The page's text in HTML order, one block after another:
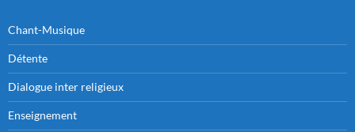
Chant-Musique
Détente
Dialogue inter religieux
Enseignement